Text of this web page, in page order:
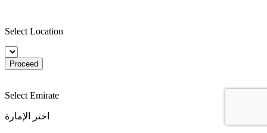
Select Location
Proceed
Select Emirate
اختر الإمارة